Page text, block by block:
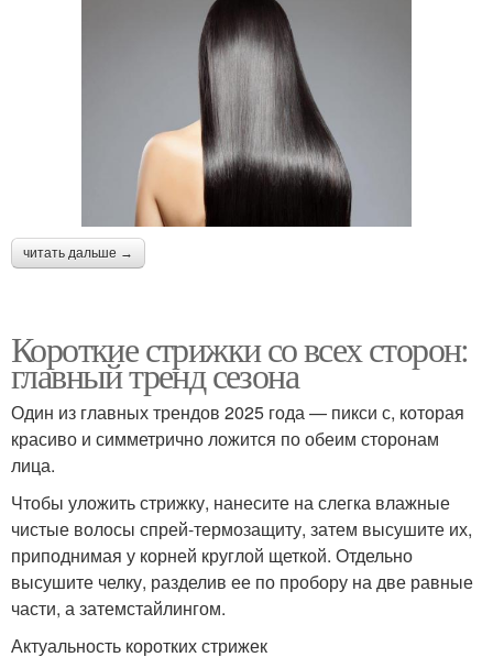
читать дальше →
Короткие стрижки со всех сторон:
главный тренд сезона
Один из главных трендов 2025 года — пикси с, которая
красиво и симметрично ложится по обеим сторонам
лица.
Чтобы уложить стрижку, нанесите на слегка влажные
чистые волосы спрей-термозащиту, затем высушите их,
приподнимая у корней круглой щеткой. Отдельно
высушите челку, разделив ее по пробору на две равные
части, а затемстайлингом.
Актуальность коротких стрижек